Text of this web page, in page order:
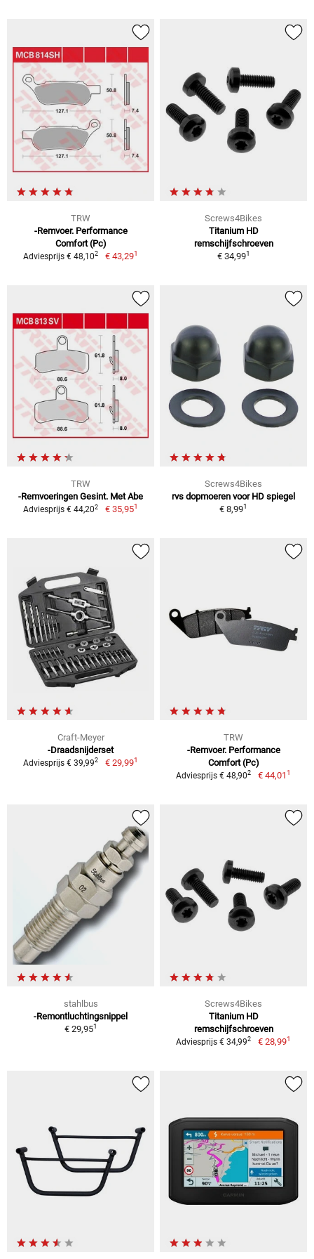
TRW
-Remvoer. Performance
Comfort (Pc)
Adviesprijs € 48,102 € 43,291
Screws4Bikes
Titanium HD
remschijfschroeven
€ 34,991
TRW
-Remvoeringen Gesint. Met Abe
Adviesprijs € 44,202 € 35,951
Screws4Bikes
rvs dopmoeren voor HD spiegel
€ 8,991
Craft-Meyer
-Draadsnijderset
Adviesprijs € 39,992 € 29,991
TRW
-Remvoer. Performance
Comfort (Pc)
Adviesprijs € 48,902 € 44,011
stahlbus
-Remontluchtingsnippel
€ 29,951
Screws4Bikes
Titanium HD
remschijfschroeven
Adviesprijs € 34,992 € 28,991